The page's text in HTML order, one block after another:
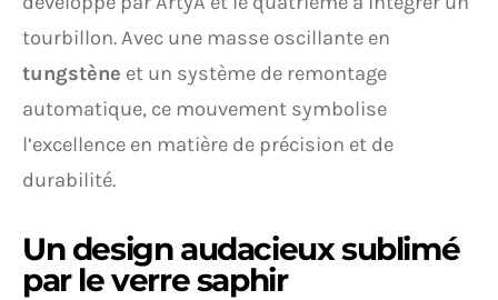
tourbillon. Avec une masse oscillante en
tungstène et un système de remontage
automatique, ce mouvement symbolise
l’excellence en matière de précision et de
durabilité.
Un design audacieux sublimé
par le verre saphir